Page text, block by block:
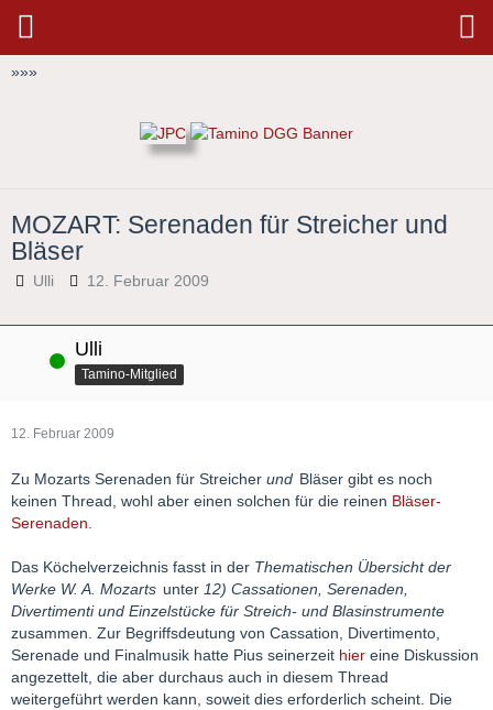
»»»
MOZART: Serenaden für Streicher und
Bläser
Ulli 12. Februar 2009
Online Ulli
Tamino-Mitglied
12. Februar 2009
Zu Mozarts Serenaden für Streicher und Bläser gibt es noch
keinen Thread, wohl aber einen solchen für die reinen Bläser-
Serenaden.
Das Köchelverzeichnis fasst in der Thematischen Übersicht der
Werke W. A. Mozarts unter 12) Cassationen, Serenaden,
Divertimenti und Einzelstücke für Streich- und Blasinstrumente
zusammen. Zur Begriffsdeutung von Cassation, Divertimento,
Serenade und Finalmusik hatte Pius seinerzeit hier eine Diskussion
angezettelt, die aber durchaus auch in diesem Thread
weitergeführt werden kann, soweit dies erforderlich scheint. Die